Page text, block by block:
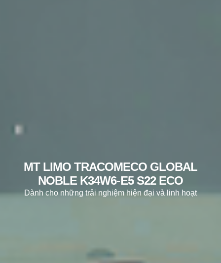
MT LIMO TRACOMECO GLOBAL
NOBLE K34W6-E5 S22 ECO
Dành cho những trải nghiệm hiện đại và linh hoạt